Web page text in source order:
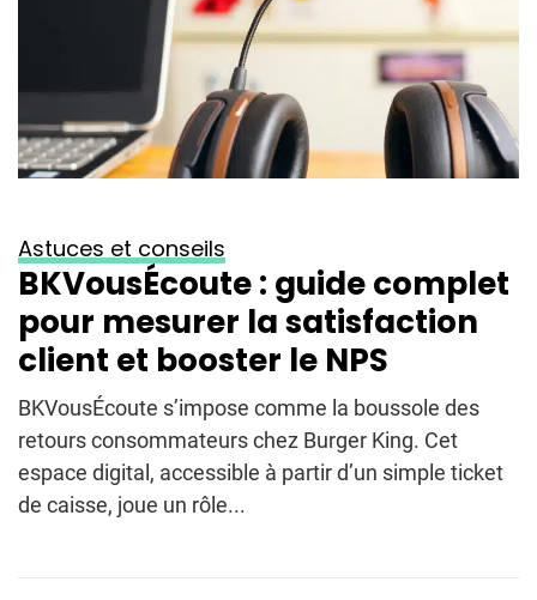
Astuces et conseils
BKVousÉcoute : guide complet
pour mesurer la satisfaction
client et booster le NPS
BKVousÉcoute s’impose comme la boussole des
retours consommateurs chez Burger King. Cet
espace digital, accessible à partir d’un simple ticket
de caisse, joue un rôle...